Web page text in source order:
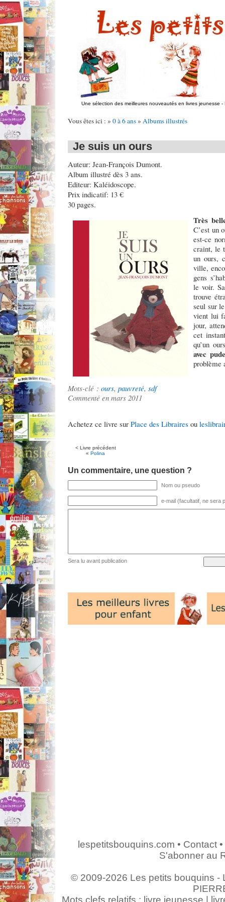
Une sélection des meilleures nouveautés en livres jeunesse -
Vous êtes ici : » 0 à 6 ans» Albums illustrés
Je suis un ours
Auteur: Jean-François Dumont.
Album illustré dès 3 ans.
Editeur: Kaléidoscope.
Prix indicatif: 13 €
30 pages.
Très
C’est un
est-ce
craint, le
un ours,
ville,
gens
le voir.
trouve
seul sur
vient lui
jour,
cet
qu’un
avec
problème
Mots-clé : ours, pauvreté, sdf
Commenté en mars 2011
Achetez ce livre sur Place des Libraires ou
< Livre précédent
« Polina
Un commentaire, une question ?
Nom ou pseudo
e-mail (facultatif, ne sera
Sera lu avant publication
lespetitsbouquins.com • Contact•
S'abonner au
© 2009-2026 Les petits bouquins -
Mots clefs relatifs : livre jeunesse |